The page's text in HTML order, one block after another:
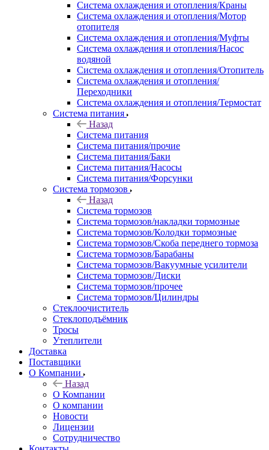
Система охлаждения и отопления/Краны
Система охлаждения и отопления/Мотор
отопителя
Система охлаждения и отопления/Муфты
Система охлаждения и отопления/Насос
водяной
Система охлаждения и отопления/Отопитель
Система охлаждения и отопления/
Переходники
Система охлаждения и отопления/Термостат
Система питания
Назад
Система питания
Система питания/прочие
Система питания/Баки
Система питания/Насосы
Система питания/Форсунки
Система тормозов
Назад
Система тормозов
Система тормозов/накладки тормозные
Система тормозов/Колодки тормозные
Система тормозов/Скоба переднего тормоза
Система тормозов/Барабаны
Система тормозов/Вакуумные усилители
Система тормозов/Диски
Система тормозов/прочее
Система тормозов/Цилиндры
Стеклоочиститель
Стеклоподъёмник
Тросы
Утеплители
Доставка
Поставщики
О Компании
Назад
О Компании
О компании
Новости
Лицензии
Сотрудничество